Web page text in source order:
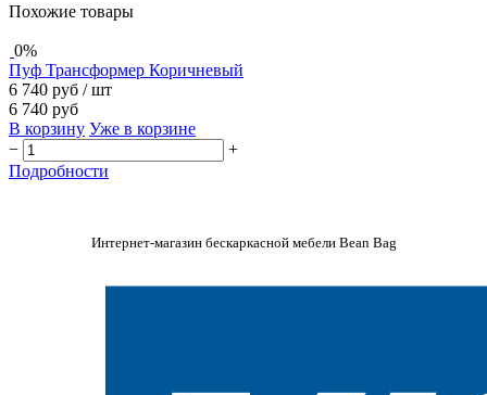
Похожие товары
0%
Пуф Трансформер Коричневый
6 740 руб / шт
6 740 руб
В корзину Уже в корзине
−
+
Подробности
Интернет-магазин бескаркасной мебели Bean Bag